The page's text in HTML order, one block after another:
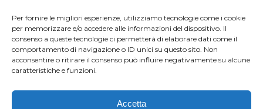
Per fornire le migliori esperienze, utilizziamo tecnologie come i cookie
per memorizzare e/o accedere alle informazioni del dispositivo. Il
consenso a queste tecnologie ci permetterà di elaborare dati come il
comportamento di navigazione o ID unici su questo sito. Non
acconsentire o ritirare il consenso può influire negativamente su alcune
caratteristiche e funzioni.
Accetta
SILVIA SERAFINI SONIA GLAREY TAVAGNASCO TOR DES GEANTS
TOUR MONVISO TRAIL TRAIL MONTE CASTO TROFEO KIMA
TURIN MARATHON URBAN ZEMMER VAL DI FASSA RUNNING
VALENTINA BELOTTI
VENICE MARATHON